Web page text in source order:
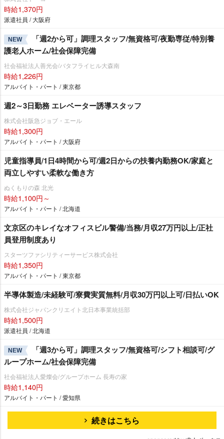
時給1,370円
派遣社員 / 大阪府
NEW
「週2から可」調理スタッフ/無資格可/夜勤専従/特別養
護老人ホーム/社会保障完備
社会福祉法人善光会/バタフライヒル大森南
時給1,226円
アルバイト・パート / 東京都
週2～3日勤務 エレベーター誘導スタッフ
株式会社阪急ジョブ・エール
時給1,300円
アルバイト・パート / 大阪府
児童指導員/1日4時間から可/週2日からの扶養内勤務OK/家庭と
両立しやすい柔軟な働き方
ぬくもりの森 北光
時給1,100円～
アルバイト・パート / 北海道
文京区のキレイなオフィスビル警備/当務/月収27万円以上/正社
員登用制度あり
スターツファシリティーサービス株式会社
時給1,350円
アルバイト・パート / 東京都
半導体製造/未経験可/寮費実質無料/月収30万円以上可/日払いOK
株式会社ジャパンクリエイト北日本事業統括部
時給1,500円
派遣社員 / 北海道
NEW
「週3から可」調理スタッフ/無資格可/シフト相談可/グ
ループホーム/社会保障完備
社会福祉法人愛燦会/グループホーム 長寿の家
時給1,140円
アルバイト・パート / 愛知県
続きはこちら